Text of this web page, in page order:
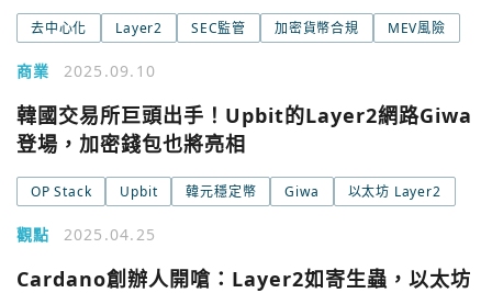
去中心化 Layer2 SEC監管 加密貨幣合規 MEV風險
商業 2025.09.10
韓國交易所巨頭出手！Upbit的Layer2網路Giwa
登場，加密錢包也將亮相
OP Stack Upbit 韓元穩定幣 Giwa 以太坊 Layer2
觀點 2025.04.25
Cardano創辦人開嗆：Layer2如寄生蟲，以太坊